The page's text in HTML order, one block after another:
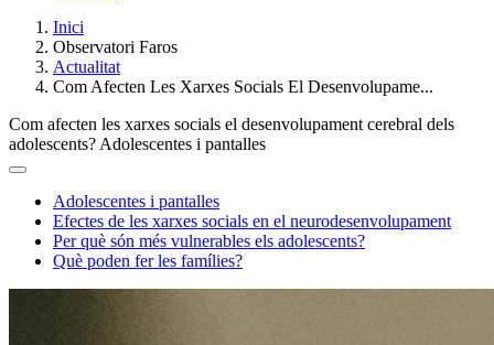
Breadcrumb
Inici
Observatori Faros
Actualitat
Com Afecten Les Xarxes Socials El Desenvolupame...
Com afecten les xarxes socials el desenvolupament cerebral dels
adolescents? Adolescentes i pantalles
Adolescentes i pantalles
Efectes de les xarxes socials en el neurodesenvolupament
Per què són més vulnerables els adolescents?
Què poden fer les famílies?